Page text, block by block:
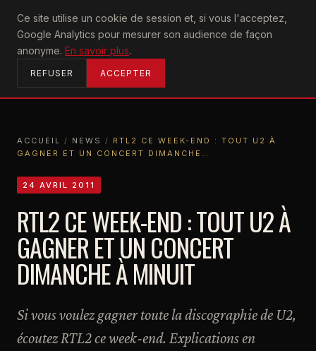
Ce site utilise un cookie de session et, si vous l'acceptez,
Google Analytics pour mesurer son audience de façon
anonyme. En savoir plus.
REFUSER ACCEPTER
U2achtung
ACCUEIL
ACCUEIL / NEWS / RTL2 CE WEEK-END : TOUT U2 À
GAGNER ET UN CONCERT DIMANCHE…
24 AVRIL 2011
RTL2 CE WEEK-END : TOUT U2 À
GAGNER ET UN CONCERT
DIMANCHE À MINUIT
Si vous voulez gagner toute la discographie de U2,
écoutez RTL2 ce week-end. Explications en